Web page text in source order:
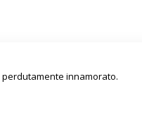
innamorato.